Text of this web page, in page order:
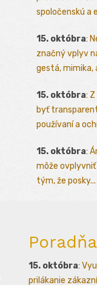
spoločenskú a
15. októbra:
značný vplyv
gestá, mimika,
15. októbra:
byť
používaní a
15. októbra:
môže
tým, že posky...
Poradňa
15. októbra:
prilákanie